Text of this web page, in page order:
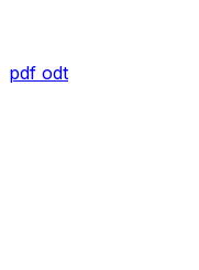
pdf odt